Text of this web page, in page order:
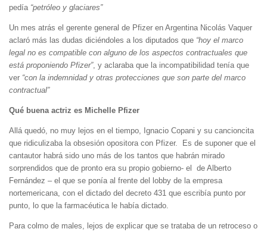
pedía “petróleo y glaciares”
Un mes atrás el gerente general de Pfizer en Argentina Nicolás Vaquer
aclaró más las dudas diciéndoles a los diputados que “hoy el marco
legal no es compatible con alguno de los aspectos contractuales que
está proponiendo Pfizer”, y aclaraba que la incompatibilidad tenía que
ver “con la indemnidad y otras protecciones que son parte del marco
contractual”
Qué buena actriz es Michelle Pfizer
Allá quedó, no muy lejos en el tiempo, Ignacio Copani y su cancioncita
que ridiculizaba la obsesión opositora con Pfizer. Es de suponer que el
cantautor habrá sido uno más de los tantos que habrán mirado
sorprendidos que de pronto era su propio gobierno- el de Alberto
Fernández – el que se ponía al frente del lobby de la empresa
nortemericana, con el dictado del decreto 431 que escribía punto por
punto, lo que la farmacéutica le había dictado.
Para colmo de males, lejos de explicar que se trataba de un retroceso o